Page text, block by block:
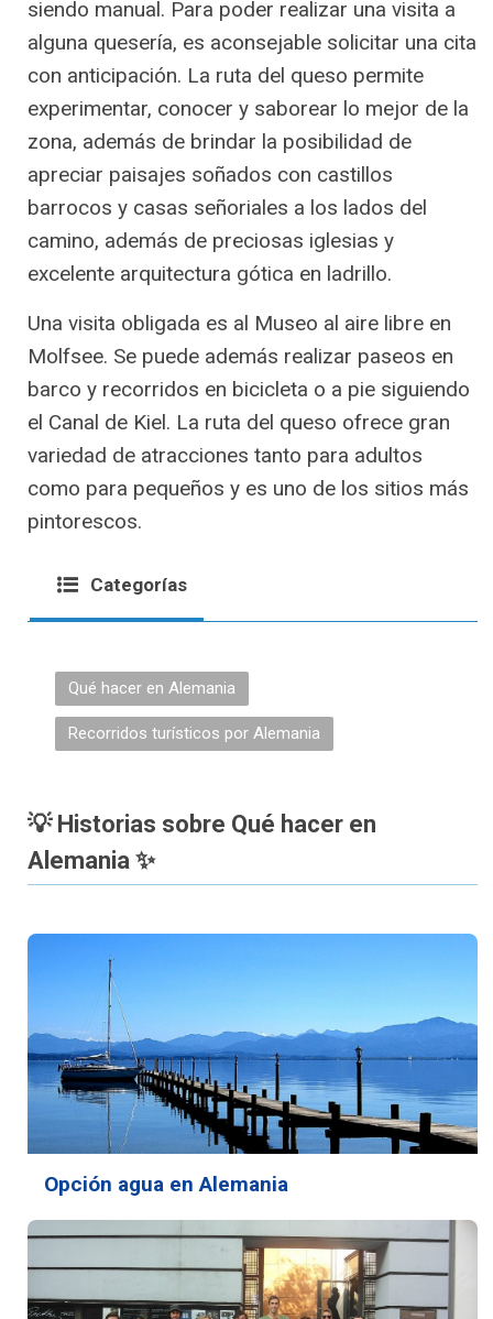
siendo manual. Para poder realizar una visita a
alguna quesería, es aconsejable solicitar una cita
con anticipación. La ruta del queso permite
experimentar, conocer y saborear lo mejor de la
zona, además de brindar la posibilidad de
apreciar paisajes soñados con castillos
barrocos y casas señoriales a los lados del
camino, además de preciosas iglesias y
excelente arquitectura gótica en ladrillo.
Una visita obligada es al Museo al aire libre en
Molfsee. Se puede además realizar paseos en
barco y recorridos en bicicleta o a pie siguiendo
el Canal de Kiel. La ruta del queso ofrece gran
variedad de atracciones tanto para adultos
como para pequeños y es uno de los sitios más
pintorescos.
Categorías
Qué hacer en Alemania
Recorridos turísticos por Alemania
💡 Historias sobre Qué hacer en
Alemania ✨
Opción agua en Alemania